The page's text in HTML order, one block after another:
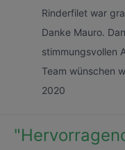
Rinderfilet war
Danke Mauro.
stimmungsvollen
Team wünschen
2020
"